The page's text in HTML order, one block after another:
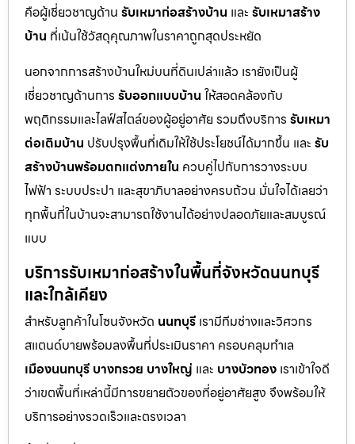
คือผู้เชี่ยวชาญด้าน รับเหมาก่อสร้างบ้าน และ รับเหมาสร้าง
บ้าน ที่เน้นใช้วัสดุคุณภาพในราคาถูกสุดประหยัด
นอกจากการสร้างบ้านใหม่บนที่ดินเปล่าแล้ว เรายังเป็นผู้
เชี่ยวชาญด้านการ รับออกแบบบ้าน ให้สอดคล้องกับ
พฤติกรรมและไลฟ์สไตล์ของผู้อยู่อาศัย รวมถึงบริการ รับเหมา
ต่อเติมบ้าน ปรับปรุงพื้นที่เดิมให้ใช้ประโยชน์ได้มากขึ้น และ รับ
สร้างบ้านพร้อมตกแต่งภายใน ควบคู่ไปกับการวางระบบ
ไฟฟ้า ระบบประปา และสุขาภิบาลอย่างครบถ้วน มั่นใจได้เลยว่า
ทุกพื้นที่ในบ้านจะสามารถใช้งานได้อย่างปลอดภัยและสมบูรณ์
แบบ
บริการรับเหมาก่อสร้างในพื้นที่จังหวัดนนทบุรี
และใกล้เคียง
สำหรับลูกค้าในโซนจังหวัด นนทบุรี เรามีทีมช่างและวิศวกร
สแตนด์บายพร้อมลงพื้นที่ประเมินราคา ครอบคลุมทำเล
เมืองนนทบุรี บางกรวย บางใหญ่ และ บางบัวทอง เราเข้าใจดี
ว่าเขตพื้นที่เหล่านี้มีการขยายตัวของที่อยู่อาศัยสูง จึงพร้อมให้
บริการอย่างรวดเร็วและตรงเวลา